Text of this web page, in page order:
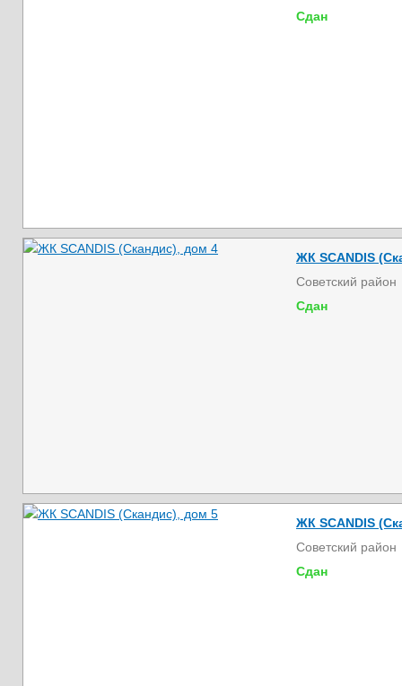
Сдан
ЖК SCANDIS
Советский район
Сдан
ЖК SCANDIS
Советский район
Сдан